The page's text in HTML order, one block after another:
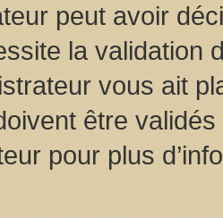
peut avoir
la validation
vous ait
être
pour plus